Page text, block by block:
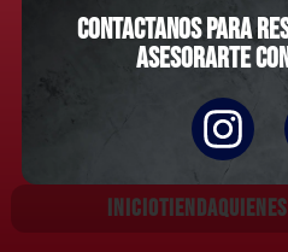
Contactanos para
asesorarte
INICIOTIENDA